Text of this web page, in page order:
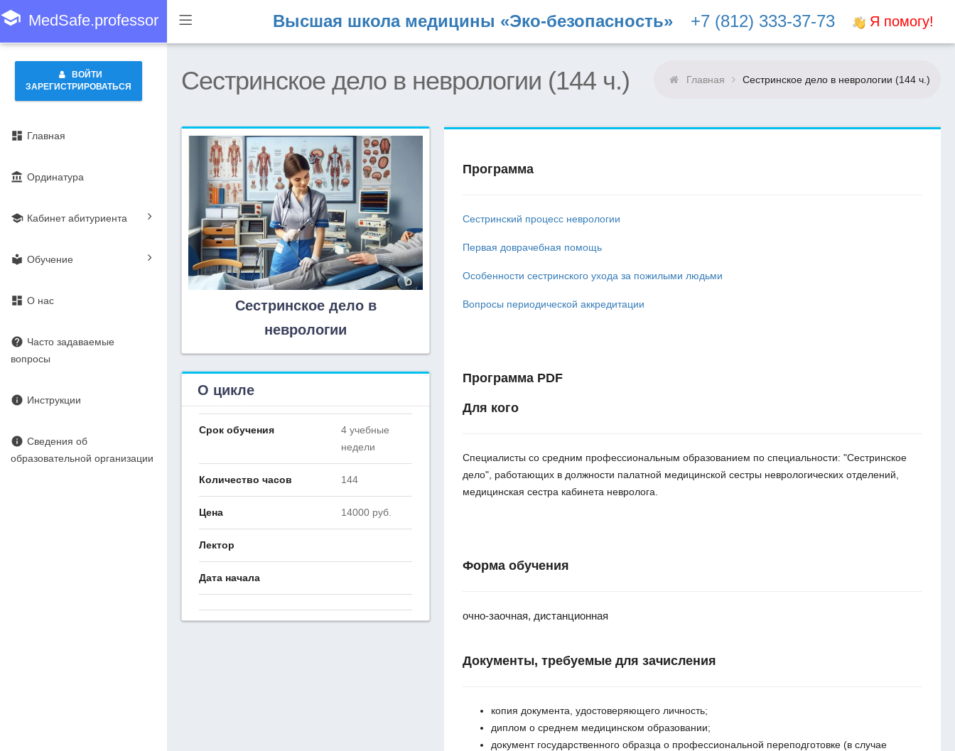
school MedSafe.professor Высшая школа медицины «Эко-безопасность» +7 (812) 333-37-73 Я помогу!
ВОЙТИ
ЗАРЕГИСТРИРОВАТЬСЯ
dashboard Главная
account_balance Ординатура
school Кабинет абитуриента
local_library Обучение
dashboard О нас
help Часто задаваемые
вопросы
info Инструкции
info Сведения об
образовательной организации
Сестринское дело в неврологии (144 ч.) Главная Сестринское дело в неврологии (144 ч.)
Сестринское дело в
неврологии
О цикле
Срок обучения
4 учебные
недели
Количество часов 144
Цена 14000 руб.
Лектор
Дата начала
Программа
Сестринский процесс неврологии
Первая доврачебная помощь
Особенности сестринского ухода за пожилыми людьми
Вопросы периодической аккредитации
Программа PDF
Для кого
Специалисты со средним профессиональным образованием по специальности: "Сестринское
дело", работающих в должности палатной медицинской сестры неврологических отделений,
медицинская сестра кабинета невролога.
Форма обучения
очно-заочная, дистанционная
Документы, требуемые для зачисления
копия документа, удостоверяющего личность;
диплом о среднем медицинском образовании;
документ государственного образца о профессиональной переподготовке (в случае